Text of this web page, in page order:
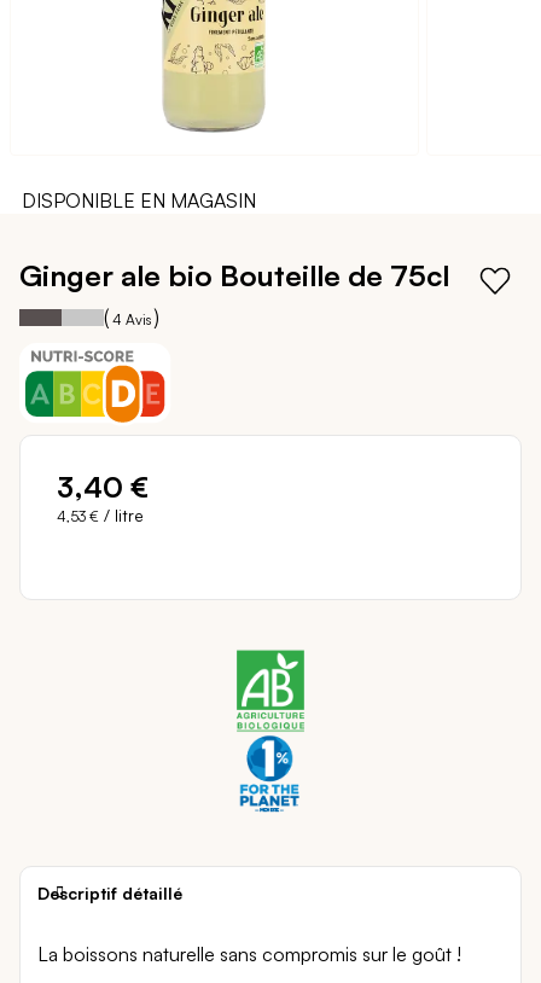
DISPONIBLE EN MAGASIN
début
de
Galerie
d’images
Ginger ale bio Bouteille de 75cl
Notation: 50
% of 100
( 4 Avis )
3,40 €
4,53 € / litre
Descriptif détaillé
La boissons naturelle sans compromis sur le goût !